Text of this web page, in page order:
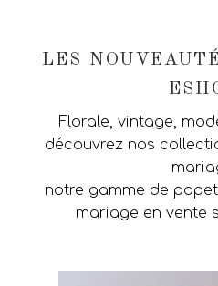
LES
Florale, vintage,
découvrez nos
notre gamme de
mariage en vente